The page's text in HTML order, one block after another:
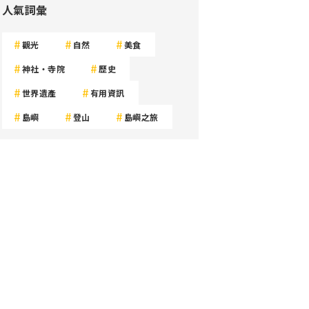
人氣詞彙
觀光 自然 美食
神社・寺院 歷史
世界遺產 有用資訊
島嶼 登山 島嶼之旅